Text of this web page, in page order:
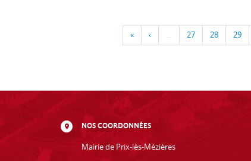
« ‹ … 27 28 29
NOS COORDONNÉES
Mairie de Prix-lès-Mézières